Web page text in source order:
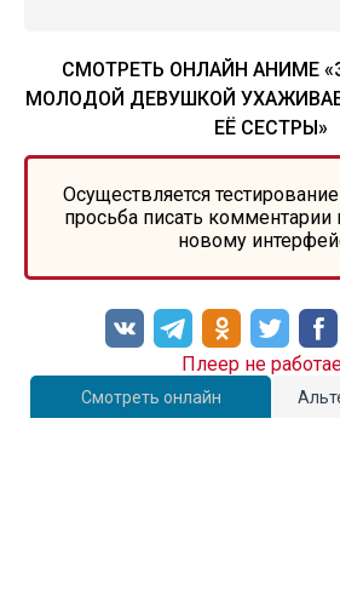
СМОТРЕТЬ ОНЛАЙН АНИМЕ
МОЛОДОЙ ДЕВУШКОЙ
ЕЁ СЕСТРЫ»
Осуществляется
просьба писать
новому
Смотреть онлайн
Плеер не